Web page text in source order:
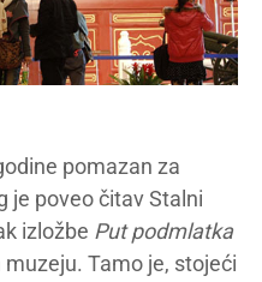
pomazan za
je poveo čitav Stalni
izložbe Put podmlatka
Tamo je, stojeći